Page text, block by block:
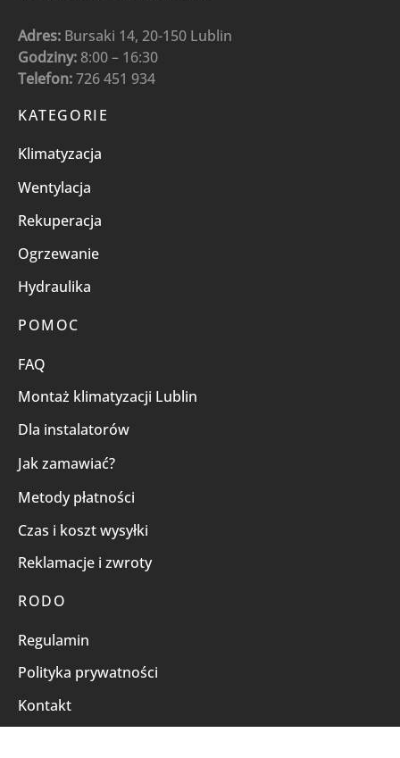
Adres: Bursaki 14, 20-150 Lublin
Godziny: 8:00 – 16:30
Telefon:726 451 934
KATEGORIE
Klimatyzacja
Wentylacja
Rekuperacja
Ogrzewanie
Hydraulika
POMOC
FAQ
Montaż klimatyzacji Lublin
Dla instalatorów
Jak zamawiać?
Metody płatności
Czas i koszt wysyłki
Reklamacje i zwroty
RODO
Regulamin
Polityka prywatności
Kontakt